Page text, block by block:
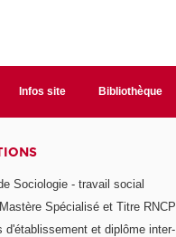
Infos site Bibliothèque
Sociologie - travail social
Spécialisé et Titre RNCP
d'établissement et diplôme inter-